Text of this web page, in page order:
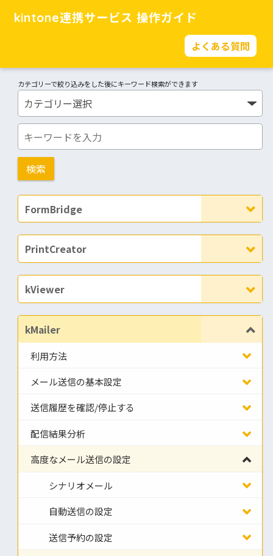
kintone連携サービス 操作ガイド
よくある質問
カテゴリーで絞り込みをした後にキーワード検索ができます
FormBridge
PrintCreator
kViewer
kMailer
利用方法
メール送信の基本設定
送信履歴を確認/停止する
配信結果分析
高度なメール送信の設定
シナリオメール
自動送信の設定
送信予約の設定